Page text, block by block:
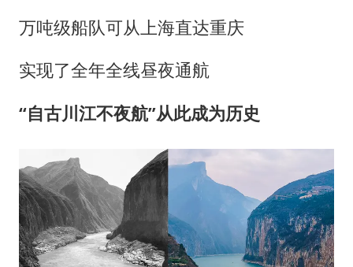
万吨级船队可从上海直达重庆
实现了全年全线昼夜通航
“自古川江不夜航”从此成为历史